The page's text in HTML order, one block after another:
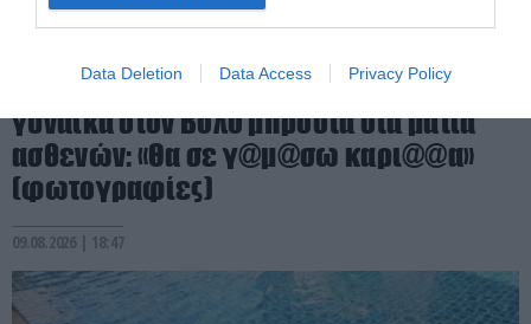
Data Deletion Data Access Privacy Policy
Άγριος καυγάς και ξύλο γιατρού με
γυναίκα στον Βόλο μπροστά στα μάτια
ασθενών: «Θα σε γ@μ@σω καρι@@α»
(φωτογραφίες)
09.08.2026 | 18:47